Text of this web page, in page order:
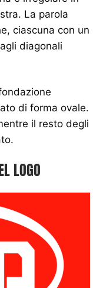
La parola
ciascuna con un
diagonali
di forma ovale.
il resto degli
LOGO